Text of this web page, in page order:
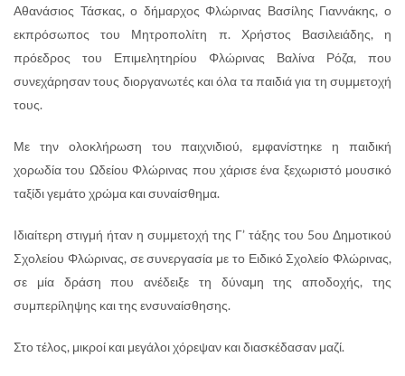
Αθανάσιος Τάσκας, ο δήμαρχος Φλώρινας Βασίλης Γιαννάκης, ο
εκπρόσωπος του Μητροπολίτη π. Χρήστος Βασιλειάδης, η
πρόεδρος του Επιμελητηρίου Φλώρινας Βαλίνα Ρόζα, που
συνεχάρησαν τους διοργανωτές και όλα τα παιδιά για τη συμμετοχή
τους.
Με την ολοκλήρωση του παιχνιδιού, εμφανίστηκε η παιδική
χορωδία του Ωδείου Φλώρινας που χάρισε ένα ξεχωριστό μουσικό
ταξίδι γεμάτο χρώμα και συναίσθημα.
Ιδιαίτερη στιγμή ήταν η συμμετοχή της Γ’ τάξης του 5ου Δημοτικού
Σχολείου Φλώρινας, σε συνεργασία με το Ειδικό Σχολείο Φλώρινας,
σε μία δράση που ανέδειξε τη δύναμη της αποδοχής, της
συμπερίληψης και της ενσυναίσθησης.
Στο τέλος, μικροί και μεγάλοι χόρεψαν και διασκέδασαν μαζί.